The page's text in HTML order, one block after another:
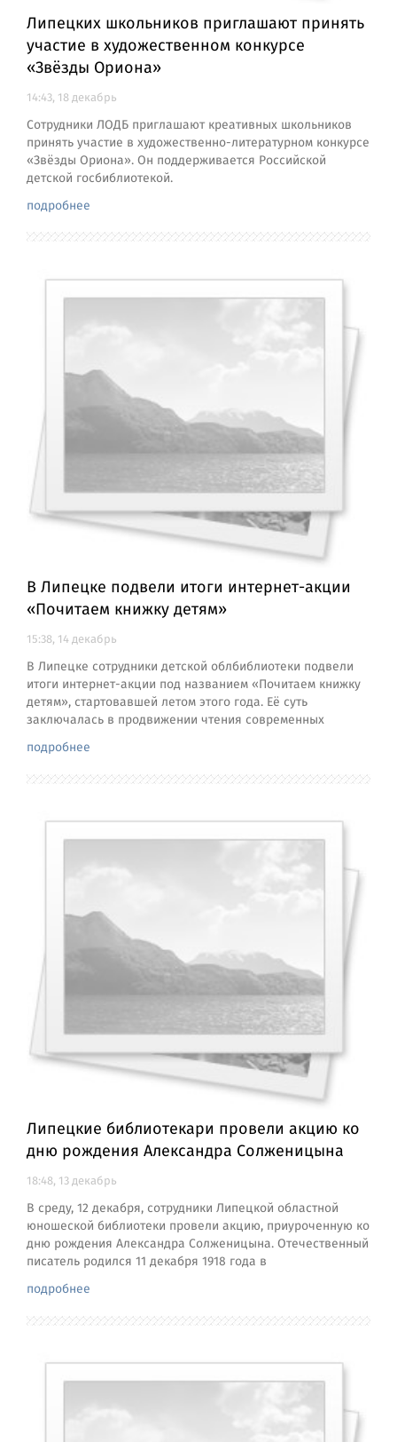
Липецких школьников приглашают принять
участие в художественном конкурсе
«Звёзды Ориона»
14:43, 18 декабрь
Сотрудники ЛОДБ приглашают креативных школьников
принять участие в художественно-литературном конкурсе
«Звёзды Ориона». Он поддерживается Российской
детской госбиблиотекой.
подробнее
В Липецке подвели итоги интернет-акции
«Почитаем книжку детям»
15:38, 14 декабрь
В Липецке сотрудники детской облбиблиотеки подвели
итоги интернет-акции под названием «Почитаем книжку
детям», стартовавшей летом этого года. Её суть
заключалась в продвижении чтения современных
подробнее
Липецкие библиотекари провели акцию ко
дню рождения Александра Солженицына
18:48, 13 декабрь
В среду, 12 декабря, сотрудники Липецкой областной
юношеской библиотеки провели акцию, приуроченную ко
дню рождения Александра Солженицына. Отечественный
писатель родился 11 декабря 1918 года в
подробнее